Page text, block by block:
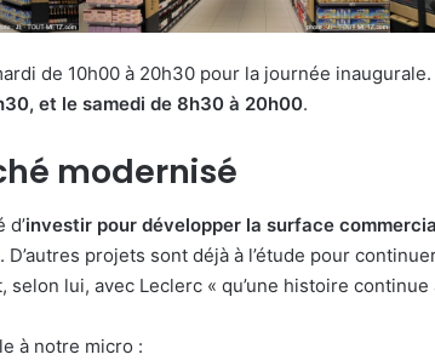
de 10h00 à 20h30 pour la journée
et le samedi de 8h30 à 20h00.
modernisé
d’investir pour développer la surface
projets sont déjà à l’étude pour
selon lui, avec Leclerc « qu’une histoire continue
à notre micro :